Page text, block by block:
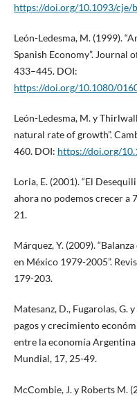
https://doi.org/10.1093/cje/
León-Ledesma, M. (1999).
Spanish Economy”. Journal
433–445. DOI:
https://doi.org/10.1080/
León-Ledesma, M. y
natural rate of growth”.
460. DOI: https://doi.org/
Loria, E. (2001). “El
ahora no podemos crecer a
21.
Márquez, Y. (2009).
en México 1979-2005”.
179-203.
Matesanz, D., Fugarolas, G.
pagos y crecimiento
entre la economía Argentina
Mundial, 17, 25-49.
McCombie, J. y Roberts M.